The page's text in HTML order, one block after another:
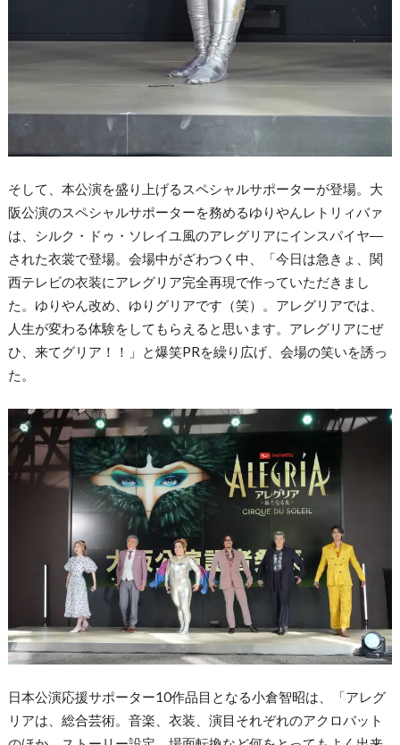
そして、本公演を盛り上げるスペシャルサポーターが登場。大
阪公演のスペシャルサポーターを務めるゆりやんレトリィバァ
は、シルク・ドゥ・ソレイユ風のアレグリアにインスパイヤ―
された衣裳で登場。会場中がざわつく中、「今日は急きょ、関
西テレビの衣装にアレグリア完全再現で作っていただきまし
た。ゆりやん改め、ゆりグリアです（笑）。アレグリアでは、
人生が変わる体験をしてもらえると思います。アレグリアにぜ
ひ、来てグリア！！」と爆笑PRを繰り広げ、会場の笑いを誘っ
た。
日本公演応援サポーター10作品目となる小倉智昭は、「アレグ
リアは、総合芸術。音楽、衣装、演目それぞれのアクロバット